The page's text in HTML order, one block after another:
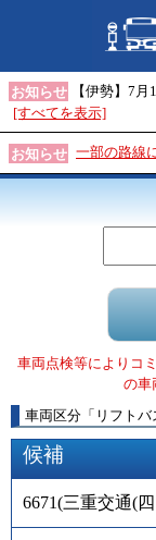
お知らせ
【伊勢】7
[すべてを表示]
お知らせ 一部の路線
車両点検等によりコ
の車
車両区分 「 リフトバ
候補
6671(三重交通(